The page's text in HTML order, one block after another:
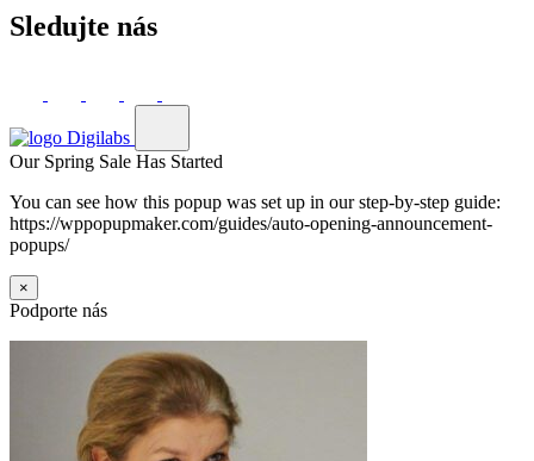
Sledujte nás
Our Spring Sale Has Started
You can see how this popup was set up in our step-by-step guide:
https://wppopupmaker.com/guides/auto-opening-announcement-
popups/
×
Podporte nás